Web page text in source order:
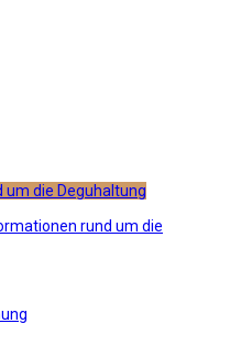
um die Deguhaltung
rund um die